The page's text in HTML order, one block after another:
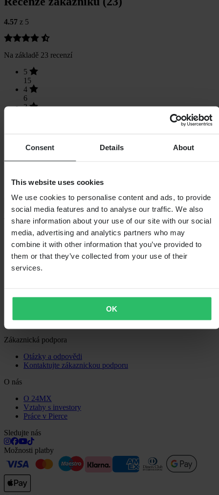
Consent Details About
This website uses cookies
We use cookies to personalise content and ads, to provide
social media features and to analyse our traffic. We also
share information about your use of our site with our social
media, advertising and analytics partners who may
combine it with other information that you’ve provided to
them or that they’ve collected from your use of their
services.
OK
4.57 z 5
Na základě 23 recenzí
5
15
4
6
3
0
Načítání...
Obchodní podmínky
Zásady ochrany osobních údajů
Doprava a doručení
Platba
Informace o recyklaci
Zákaznická podpora
Otázky a odpovědi
Kontaktujte zákaznickou podporu
O nás
O 24MX
Vztahy s investory
Práce v Pierce
Sledujte nás
Možnosti platby